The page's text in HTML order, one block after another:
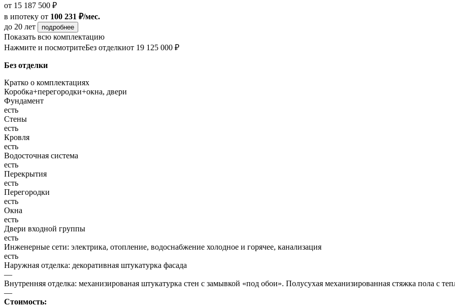
от 15 187 500 ₽
в ипотеку от 100 231 ₽/мес.
до 20 лет
подробнее
Показать всю комплектацию
Нажмите и посмотритеБез отделкиот 19 125 000 ₽
Без отделки
Кратко о комплектациях
Коробка+перегородки+окна, двери
Фундамент
есть
Стены
есть
Кровля
есть
Водосточная система
есть
Перекрытия
есть
Перегородки
есть
Окна
есть
Двери входной группы
есть
Инженерные сети: электрика, отопление, водоснабжение холодное и горячее, канализация
есть
Наружная отделка: декоративная штукатурка фасада
—
Внутренняя отделка: механизированая штукатурка стен с замывкой «под обои». Полусухая механизированная стяжка пола с
—
Стоимость: